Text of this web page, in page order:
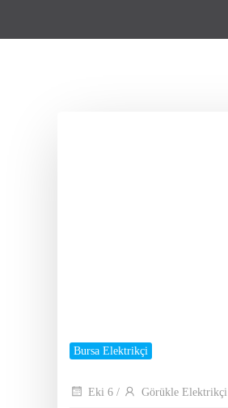
Bursa Elektrikçi
Eki 6 / Görükle Elektrikçi